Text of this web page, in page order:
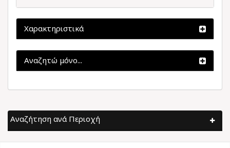
Χαρακτηριστικά
Αναζητώ μόνο...
Αναζήτηση ανά Περιοχή